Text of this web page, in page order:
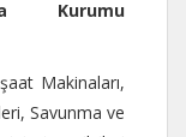
Kurumu
Makinaları,
Savunma ve